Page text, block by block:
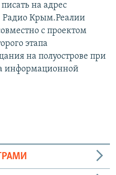
на адрес
Радио Крым.Реалии
с проектом
этапа
на полуострове при
информационной